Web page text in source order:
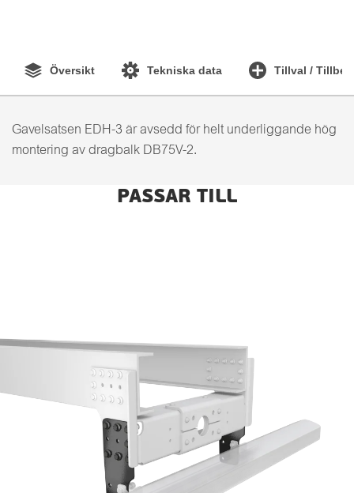
Översikt Tekniska data Tillval /
Gavelsatsen EDH-3 är avsedd för helt underliggande hög
montering av dragbalk DB75V-2.
PASSAR TILL